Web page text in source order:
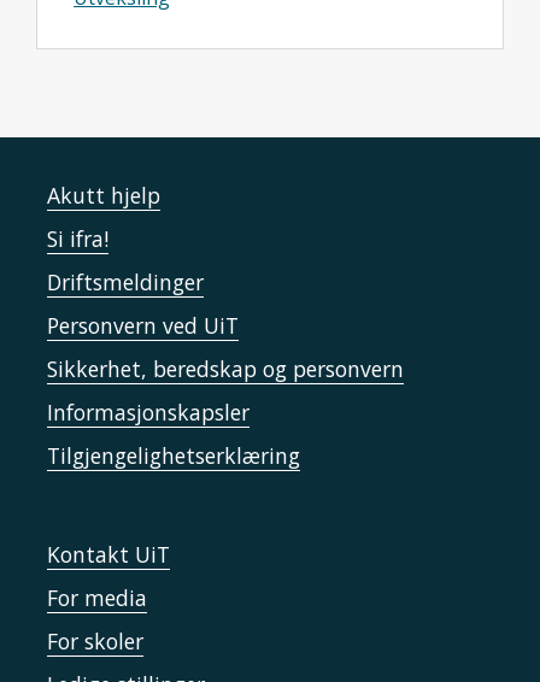
Akutt hjelp
Si ifra!
Driftsmeldinger
Personvern ved UiT
Sikkerhet, beredskap og personvern
Informasjonskapsler
Tilgjengelighetserklæring
Kontakt UiT
For media
For skoler